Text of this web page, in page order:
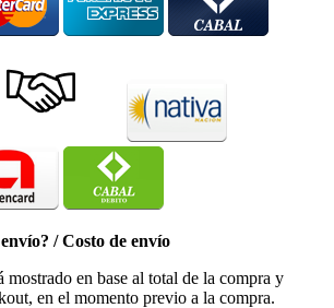
/ Costo de envío
mostrado en base al total de la compra y
en el momento previo a la compra.